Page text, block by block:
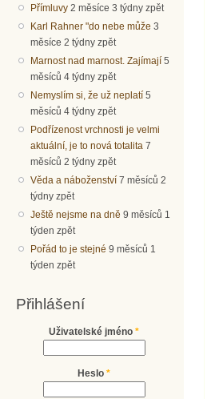
Přímluvy 2 měsíce 3 týdny zpět
Karl Rahner "do nebe může 3
měsíce 2 týdny zpět
Marnost nad marnost. Zajímají 5
měsíců 4 týdny zpět
Nemyslím si, že už neplatí 5
měsíců 4 týdny zpět
Podřízenost vrchnosti je velmi
aktuální, je to nová totalita 7
měsíců 2 týdny zpět
Věda a náboženství 7 měsíců 2
týdny zpět
Ještě nejsme na dně 9 měsíců 1
týden zpět
Pořád to je stejné 9 měsíců 1
týden zpět
Přihlášení
Uživatelské jméno *
Heslo *